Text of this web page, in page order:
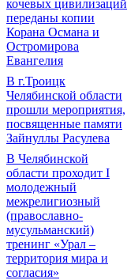
кочевых цивилизаций
переданы копии
Корана Османа и
Остромирова
Евангелия
В г.Троицк
Челябинской области
прошли мероприятия,
посвященные памяти
Зайнуллы Расулева
В Челябинской
области проходит I
молодежный
межрелигиозный
(православно-
мусульманский)
тренинг «Урал –
территория мира и
согласия»